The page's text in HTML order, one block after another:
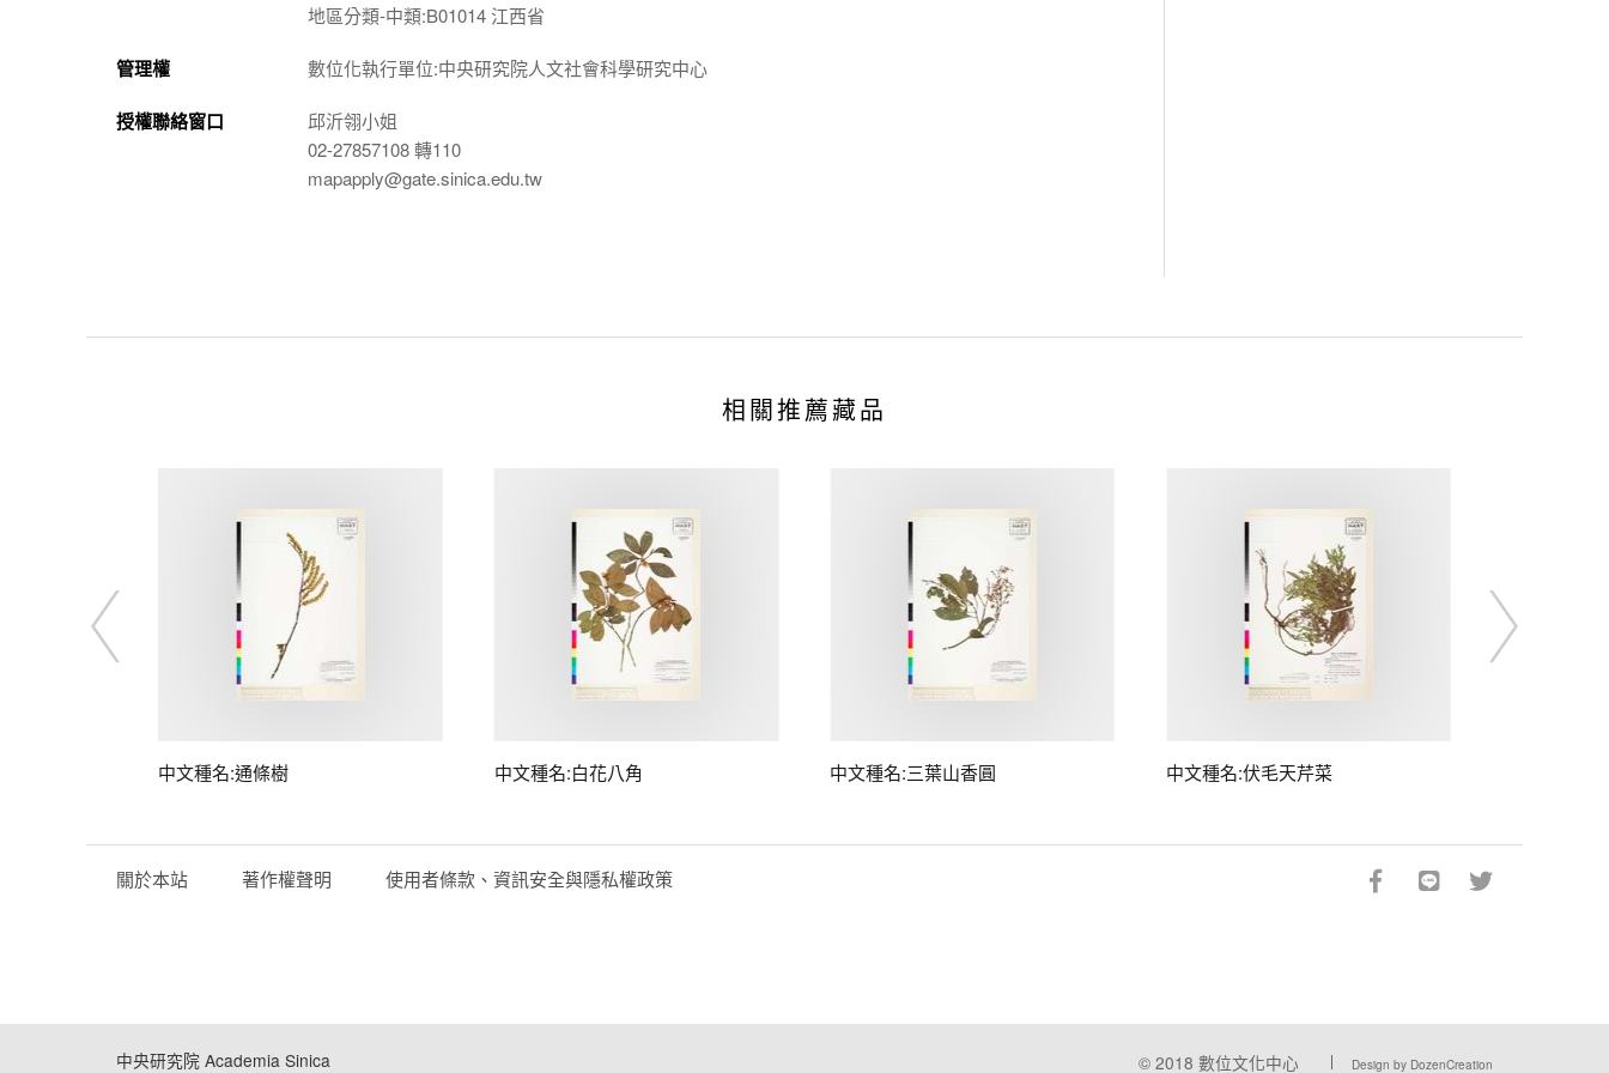
地區分類-中類:B01014 江西省
管理權 數位化執行單位:中央研究院人文社會科學研究中心
授權聯絡窗口
邱沂翎小姐
02-27857108 轉110
mapapply@gate.sinica.edu.tw
相關推薦藏品
中文種名:通條樹 中文種名:白花八角 中文種名:三葉山香圓 中文種名:伏毛天芹菜
關於本站 著作權聲明 使用者條款、資訊安全與隱私權政策
中央研究院 Academia Sinica © 2018 數位文化中心 Design by DozenCreation